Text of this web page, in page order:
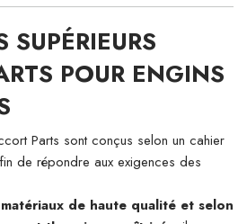
POUR ENGINS
Parts sont conçus selon un cahier
de répondre aux exigences des
de haute qualité et selon